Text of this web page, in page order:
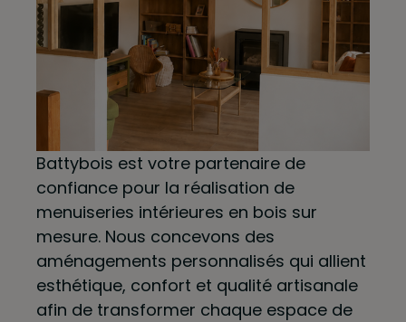
Battybois est votre partenaire de
confiance pour la réalisation de
menuiseries intérieures en bois sur
mesure. Nous concevons des
aménagements personnalisés qui allient
esthétique, confort et qualité artisanale
afin de transformer chaque espace de